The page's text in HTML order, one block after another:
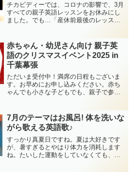
チカビディーでは、コロナの影響で、3月
すべての親子英語レッスンをお休みにし
ました。でも…「産休前最後のレッスン
に入るのか…」とモヤモヤが消えず。初
のオンラインレッスンを...
赤ちゃん・幼児さん向け 親子英
語のクリスマスイベント2025 in
千葉幕張
ただいま受付中！満席の日程もございま
す。お早めにお申し込みください。赤ち
ゃんでも小さな子どもでも、親子で参加
大人気イベント、今年も開催します！ホ
ンモノの英語リズムにこだ...
7月のテーマはお風呂! 体を洗いな
がら歌える英語歌♪
すっかり真夏日ですね。夏は大好きです
が、暑すぎるとやはり体力を消耗します
ね。たいした運動をしていなくても、夕